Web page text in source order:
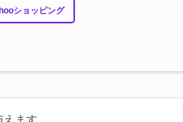
ショッピング
えます